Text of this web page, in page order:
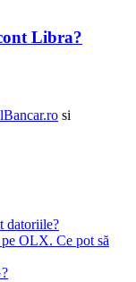
Libra?
si
datoriile?
OLX. Ce pot să